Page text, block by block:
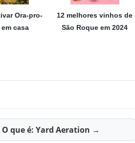
Ora-pro-
casa
12 melhores vinhos de
São Roque em 2024
O que é: Yard Aeration